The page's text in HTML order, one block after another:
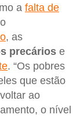
a falta de
, as
precários e
. “Os pobres
que estão
ao
o nível